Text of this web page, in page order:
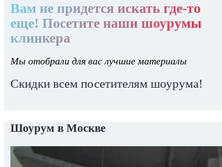
Вам не придется искать где-то
еще! Посетите наши шоурумы
клинкера
Мы отобрали для вас лучшие материалы
Скидки всем посетителям шоурума!
Шоурум в Москве